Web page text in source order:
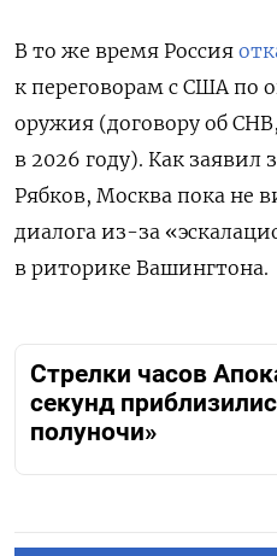
В то же время Россия
к переговорам с США по
оружия (договору об
в 2026 году). Как
Рябков, Москва пока не
диалога из-за
в риторике Вашингтона.
Стрелки часов
секунд
полуночи»